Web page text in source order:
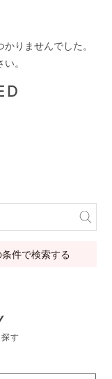
りませんでした。
。
条件で検索する
す